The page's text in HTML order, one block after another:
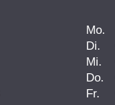
Mo.
Di.
Mi.
Do.
Fr.